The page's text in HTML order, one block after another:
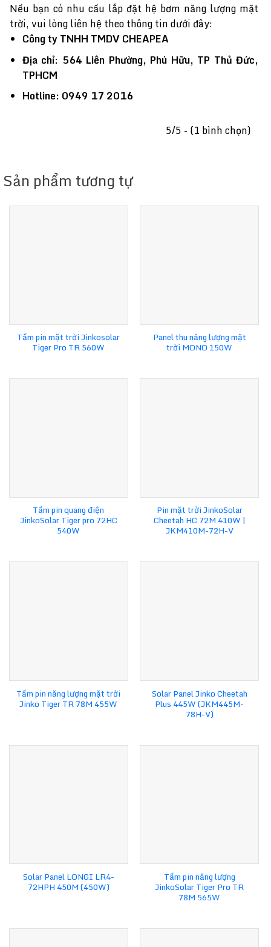
Nếu bạn có nhu cầu lắp đặt hệ bơm năng lượng mặt
trời, vui lòng liên hệ theo thông tin dưới đây:
Công ty TNHH TMDV CHEAPEA
Địa chỉ: 564 Liên Phường, Phú Hữu, TP Thủ Đức,
TPHCM
Hotline: 0949 17 2016
5/5 - (1 bình chọn)
Sản phẩm tương tự
Tấm pin mặt trời Jinkosolar
Tiger Pro TR 560W
Panel thu năng lượng mặt
trời MONO 150W
Tấm pin quang điện
JinkoSolar Tiger pro 72HC
540W
Pin mặt trời JinkoSolar
Cheetah HC 72M 410W |
JKM410M-72H-V
Tấm pin năng lượng mặt trời
Jinko Tiger TR 78M 455W
Solar Panel Jinko Cheetah
Plus 445W (JKM445M-
78H-V)
Solar Panel LONGI LR4-
72HPH 450M (450W)
Tấm pin năng lượng
JinkoSolar Tiger Pro TR
78M 565W